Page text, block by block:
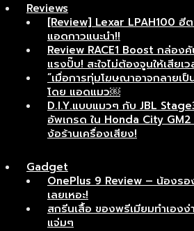
Reviews
[Review] Lexar LPAH100 ฮี
แอดกาวแนะนำ!!
Review RACE1 Boost กล่อง
แรงปั๊บ! สะใจไม่ต้องจูนให้เสียเว
“เมื่อการทุ่มโฆษณาอาจกลายเ
โดย แอดแมว￼
D.I.Y.แบบแมวๆ กับ JBL
อัพเกรด ใน Honda City
ง้อร้านเครื่องเสียง!
Gadget
OnePlus 9 Review – น้องรอ
เลยเหอะ!
สกรีนเสื้อ ของพรีเมียมทำเอง
แจ่มๆ